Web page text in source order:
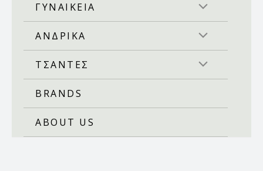
ΓΥΝΑΙΚΕΙΑ
ΑΝΔΡΙΚΑ
ΤΣΑΝΤΕΣ
BRANDS
ABOUT US